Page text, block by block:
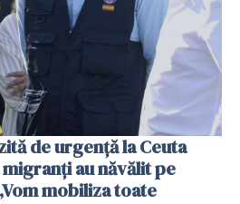
de urgență la Ceuta
au năvălit pe
mobiliza toate